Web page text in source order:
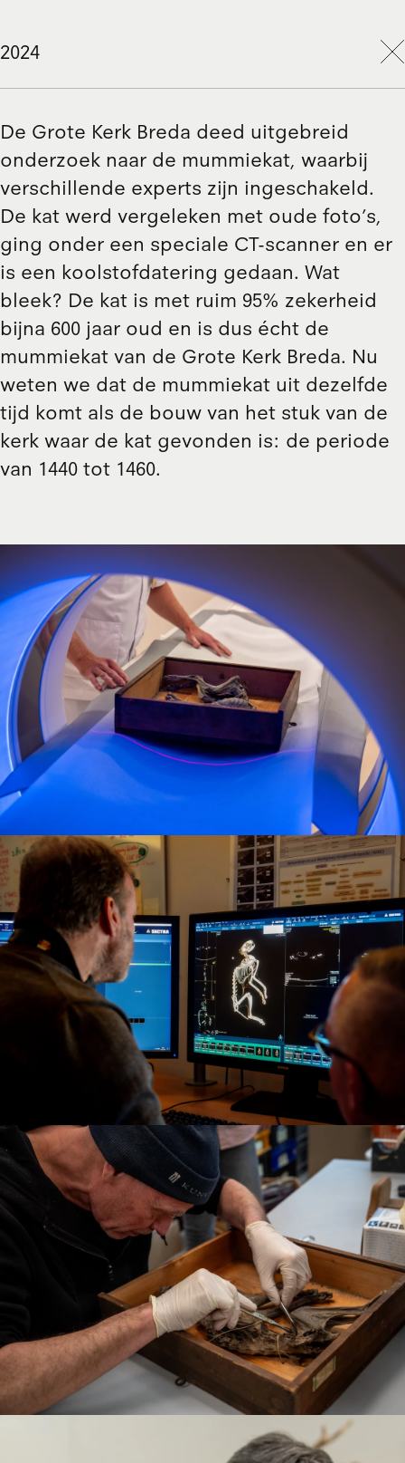
2024
De Grote Kerk Breda deed uitgebreid
onderzoek naar de mummiekat, waarbij
verschillende experts zijn ingeschakeld.
De kat werd vergeleken met oude foto’s,
ging onder een speciale CT-scanner en er
is een koolstofdatering gedaan. Wat
bleek? De kat is met ruim 95% zekerheid
bijna 600 jaar oud en is dus écht de
mummiekat van de Grote Kerk Breda. Nu
weten we dat de mummiekat uit dezelfde
tijd komt als de bouw van het stuk van de
kerk waar de kat gevonden is: de periode
van 1440 tot 1460.